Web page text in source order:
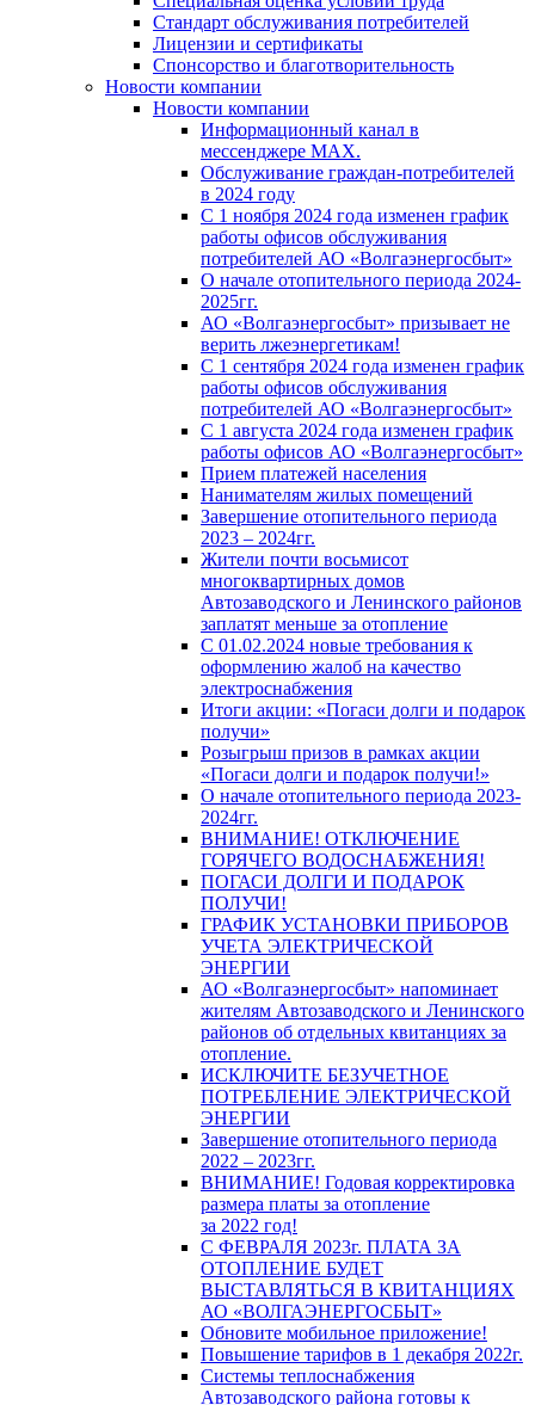
Стандарт обслуживания потребителей
Лицензии и сертификаты
Спонсорство и благотворительность
Новости компании
Новости компании
Информационный канал в
мессенджере MAX.
Обслуживание граждан-потребителей
в 2024 году
С 1 ноября 2024 года изменен график
работы офисов обслуживания
потребителей АО «Волгаэнергосбыт»
О начале отопительного периода 2024-
2025гг.
АО «Волгаэнергосбыт» призывает не
верить лжеэнергетикам!
С 1 сентября 2024 года изменен график
работы офисов обслуживания
потребителей АО «Волгаэнергосбыт»
С 1 августа 2024 года изменен график
работы офисов АО «Волгаэнергосбыт»
Прием платежей населения
Нанимателям жилых помещений
Завершение отопительного периода
2023 – 2024гг.
Жители почти восьмисот
многоквартирных домов
Автозаводского и Ленинского районов
заплатят меньше за отопление
С 01.02.2024 новые требования к
оформлению жалоб на качество
электроснабжения
Итоги акции: «Погаси долги и подарок
получи»
Розыгрыш призов в рамках акции
«Погаси долги и подарок получи!»
О начале отопительного периода 2023-
2024гг.
ВНИМАНИЕ! ОТКЛЮЧЕНИЕ
ГОРЯЧЕГО ВОДОСНАБЖЕНИЯ!
ПОГАСИ ДОЛГИ И ПОДАРОК
ПОЛУЧИ!
ГРАФИК УСТАНОВКИ ПРИБОРОВ
УЧЕТА ЭЛЕКТРИЧЕСКОЙ
ЭНЕРГИИ
АО «Волгаэнергосбыт» напоминает
жителям Автозаводского и Ленинского
районов об отдельных квитанциях за
отопление.
ИСКЛЮЧИТЕ БЕЗУЧЕТНОЕ
ПОТРЕБЛЕНИЕ ЭЛЕКТРИЧЕСКОЙ
ЭНЕРГИИ
Завершение отопительного периода
2022 – 2023гг.
ВНИМАНИЕ! Годовая корректировка
размера платы за отопление
за 2022 год!
С ФЕВРАЛЯ 2023г. ПЛАТА ЗА
ОТОПЛЕНИЕ БУДЕТ
ВЫСТАВЛЯТЬСЯ В КВИТАНЦИЯХ
АО «ВОЛГАЭНЕРГОСБЫТ»
Обновите мобильное приложение!
Повышение тарифов в 1 декабря 2022г.
Системы теплоснабжения
Автозаводского района готовы к